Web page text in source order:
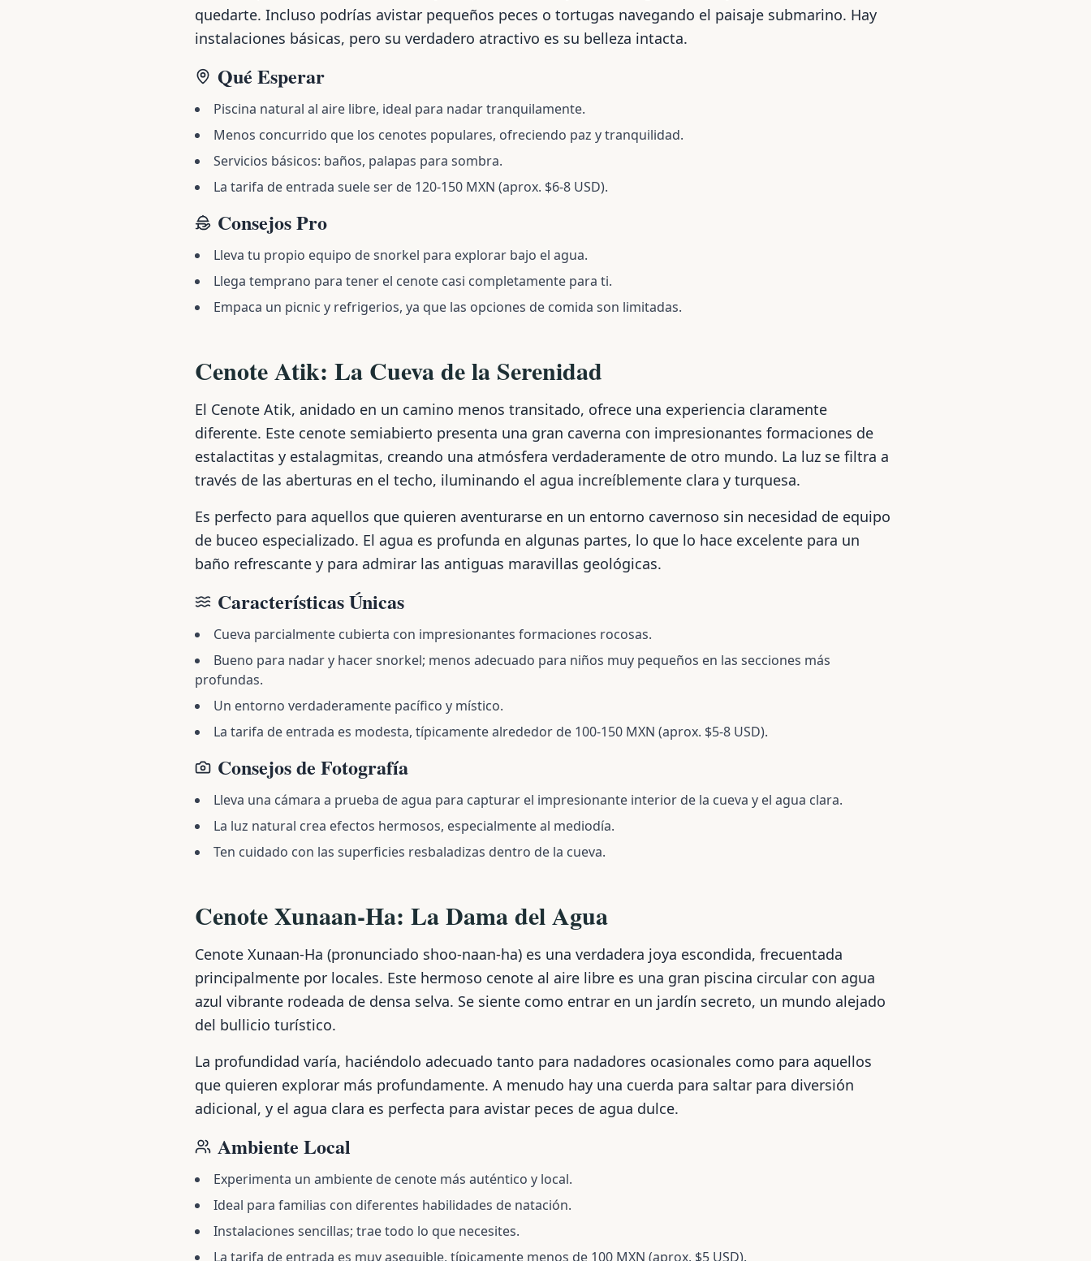
quedarte. Incluso podrías avistar pequeños peces o tortugas navegando el paisaje submarino. Hay
instalaciones básicas, pero su verdadero atractivo es su belleza intacta.
Qué Esperar
Piscina natural al aire libre, ideal para nadar tranquilamente.
Menos concurrido que los cenotes populares, ofreciendo paz y tranquilidad.
Servicios básicos: baños, palapas para sombra.
La tarifa de entrada suele ser de 120-150 MXN (aprox. $6-8 USD).
Consejos Pro
Lleva tu propio equipo de snorkel para explorar bajo el agua.
Llega temprano para tener el cenote casi completamente para ti.
Empaca un picnic y refrigerios, ya que las opciones de comida son limitadas.
Cenote Atik: La Cueva de la Serenidad
El Cenote Atik, anidado en un camino menos transitado, ofrece una experiencia claramente
diferente. Este cenote semiabierto presenta una gran caverna con impresionantes formaciones de
estalactitas y estalagmitas, creando una atmósfera verdaderamente de otro mundo. La luz se filtra a
través de las aberturas en el techo, iluminando el agua increíblemente clara y turquesa.
Es perfecto para aquellos que quieren aventurarse en un entorno cavernoso sin necesidad de equipo
de buceo especializado. El agua es profunda en algunas partes, lo que lo hace excelente para un
baño refrescante y para admirar las antiguas maravillas geológicas.
Características Únicas
Cueva parcialmente cubierta con impresionantes formaciones rocosas.
Bueno para nadar y hacer snorkel; menos adecuado para niños muy pequeños en las secciones más
profundas.
Un entorno verdaderamente pacífico y místico.
La tarifa de entrada es modesta, típicamente alrededor de 100-150 MXN (aprox. $5-8 USD).
Consejos de Fotografía
Lleva una cámara a prueba de agua para capturar el impresionante interior de la cueva y el agua clara.
La luz natural crea efectos hermosos, especialmente al mediodía.
Ten cuidado con las superficies resbaladizas dentro de la cueva.
Cenote Xunaan-Ha: La Dama del Agua
Cenote Xunaan-Ha (pronunciado shoo-naan-ha) es una verdadera joya escondida, frecuentada
principalmente por locales. Este hermoso cenote al aire libre es una gran piscina circular con agua
azul vibrante rodeada de densa selva. Se siente como entrar en un jardín secreto, un mundo alejado
del bullicio turístico.
La profundidad varía, haciéndolo adecuado tanto para nadadores ocasionales como para aquellos
que quieren explorar más profundamente. A menudo hay una cuerda para saltar para diversión
adicional, y el agua clara es perfecta para avistar peces de agua dulce.
Ambiente Local
Experimenta un ambiente de cenote más auténtico y local.
Ideal para familias con diferentes habilidades de natación.
Instalaciones sencillas; trae todo lo que necesites.
La tarifa de entrada es muy asequible, típicamente menos de 100 MXN (aprox. $5 USD).